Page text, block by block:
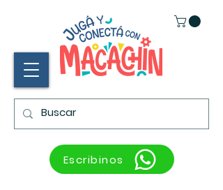
Escribinos